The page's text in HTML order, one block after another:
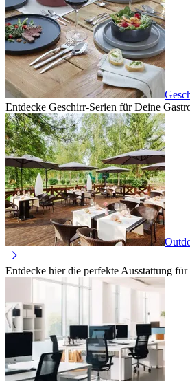
Entdecke Geschirr-Serien für Deine
Entdecke hier die perfekte Ausstattung